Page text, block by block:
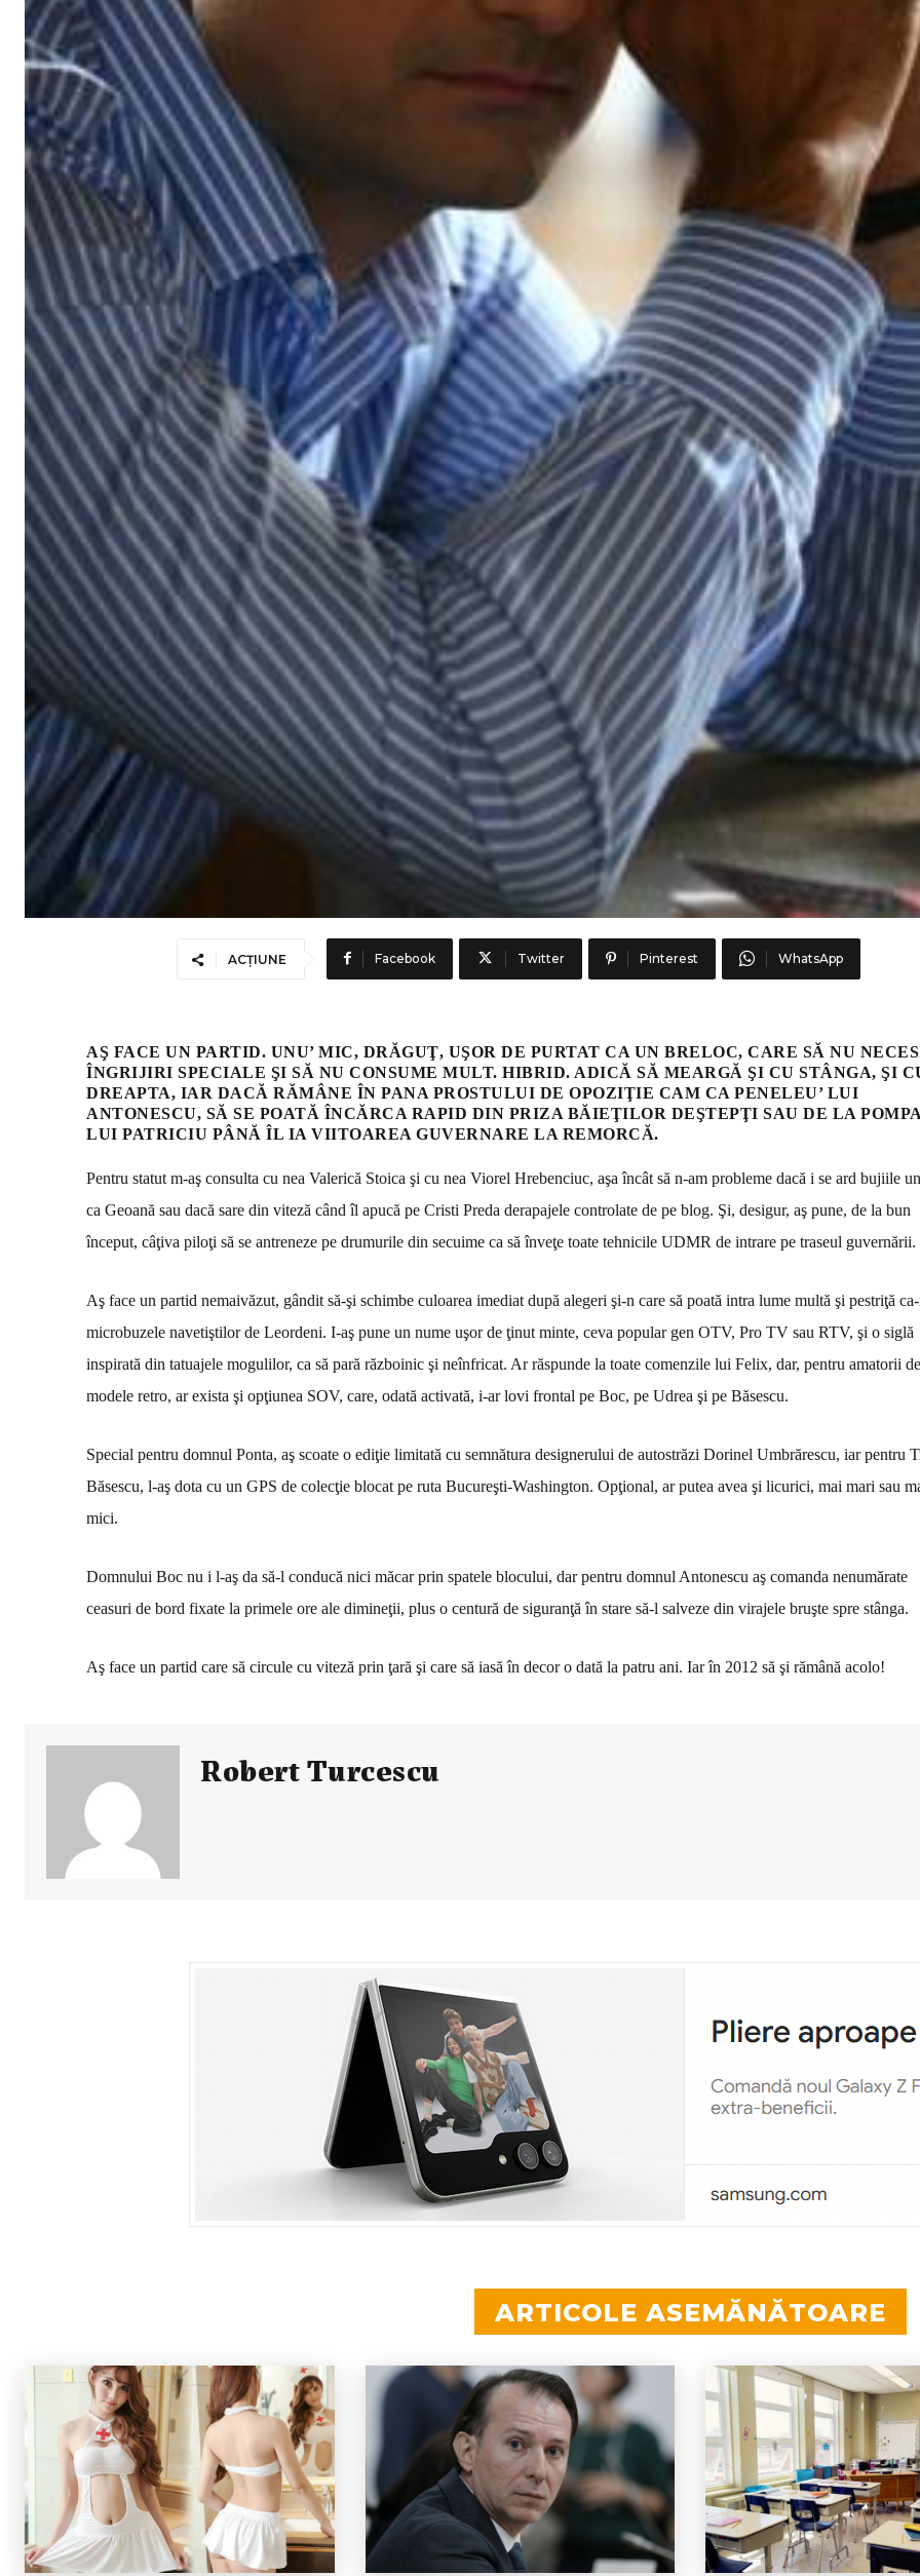
ACȚIUNE Facebook Twitter Pinterest WhatsApp
AŞ FACE UN PARTID. UNU’ MIC, DRĂGUŢ, UŞOR DE PURTAT CA UN BRELOC, CARE SĂ NU
ÎNGRIJIRI SPECIALE ŞI SĂ NU CONSUME MULT. HIBRID. ADICĂ SĂ MEARGĂ ŞI CU STÂNGA, ŞI
DREAPTA, IAR DACĂ RĂMÂNE ÎN PANA PROSTULUI DE OPOZIŢIE CAM CA PENELEU’ LUI
ANTONESCU, SĂ SE POATĂ ÎNCĂRCA RAPID DIN PRIZA BĂIEŢILOR DEŞTEPŢI SAU DE LA POMPA
LUI PATRICIU PÂNĂ ÎL IA VIITOAREA GUVERNARE LA REMORCĂ.
Pentru statut m-aş consulta cu nea Valerică Stoica şi cu nea Viorel Hrebenciuc, aşa încât să n-am probleme dacă i se ard bujiile
ca Geoană sau dacă sare din viteză când îl apucă pe Cristi Preda derapajele controlate de pe blog. Şi, desigur, aş pune, de la bun
început, câţiva piloţi să se antreneze pe drumurile din secuime ca să înveţe toate tehnicile UDMR de intrare pe traseul guvernării.
Aş face un partid nemaivăzut, gândit să-şi schimbe culoarea imediat după alegeri şi-n care să poată intra lume multă şi pestriţă
microbuzele navetiştilor de Leordeni. I-aş pune un nume uşor de ţinut minte, ceva popular gen OTV, Pro TV sau RTV, şi o siglă
inspirată din tatuajele mogulilor, ca să pară războinic şi neînfricat. Ar răspunde la toate comenzile lui Felix, dar, pentru amatorii de
modele retro, ar exista şi opţiunea SOV, care, odată activată, i-ar lovi frontal pe Boc, pe Udrea şi pe Băsescu.
Special pentru domnul Ponta, aş scoate o ediţie limitată cu semnătura designerului de autostrăzi Dorinel Umbrărescu, iar pentru
Băsescu, l-aş dota cu un GPS de colecţie blocat pe ruta Bucureşti-Washington. Opţional, ar putea avea şi licurici, mai mari sau
mici.
Domnului Boc nu i l-aş da să-l conducă nici măcar prin spatele blocului, dar pentru domnul Antonescu aş comanda nenumărate
ceasuri de bord fixate la primele ore ale dimineţii, plus o centură de siguranţă în stare să-l salveze din virajele bruşte spre stânga.
Aş face un partid care să circule cu viteză prin ţară şi care să iasă în decor o dată la patru ani. Iar în 2012 să şi rămână acolo!
Robert Turcescu
ARTICOLE ASEMĂNĂTOARE